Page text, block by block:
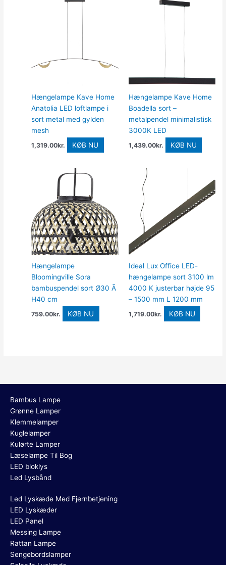
Hængelampe Kave Home
Anatolia LED loftlampe i
sort metal med gylden
mesh
1,319.00kr. KØB NU
Hængelampe Kave Home
Boadella sort –
metalpendel minimalistisk
3000K LED
1,439.00kr. KØB NU
Hængelampe
Bloomingville Sora
bambuspendel sort Ø30 Ã
H40 cm
759.00kr. KØB NU
Ideal Lux Office LED-
hængelampe sort 3100 lm
4000 K justerbar højde 95
– 1500 mm L 1200 mm
1,719.00kr. KØB NU
Bambus Lampe
Grønne Lamper
Klemmelamper
Kuglelamper
Kulørte Lamper
Læselampe Til Bog
LED bloklys
Led Lysbånd
Led Lyskæde Med Fjernbetjening
LED Lyskæder
LED Panel
Messing Lampe
Rattan Lampe
Sengebordslamper